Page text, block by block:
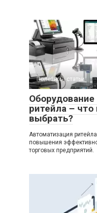
Полезные статьи
ритейла – что
выбрать?
Автоматизация
повышения
торговых предприятий.